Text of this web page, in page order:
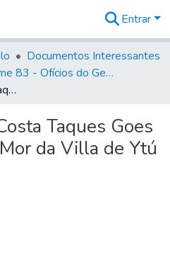
na
Entrar
Documentos Interessantes
Volume 83 - Ofícios do General Martim Lopes Lobo de Saldanha (Governador da Capitania): 1780- 1782
Para Vicente da Costa Taques Goes Aranha Capitam Mor da Villa de Ytú
Taques Goes
da Villa de Ytú